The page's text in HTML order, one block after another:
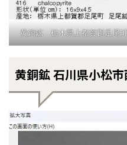
黄銅鉱 栃木県上都賀郡足尾
黄銅鉱 石川県小松